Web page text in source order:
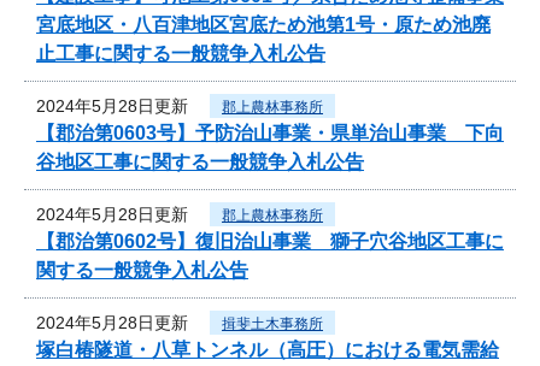
宮底地区・八百津地区宮底ため池第1号・原ため池廃
止工事に関する一般競争入札公告
2024年5月28日更新 郡上農林事務所
【郡治第0603号】予防治山事業・県単治山事業 下向
谷地区工事に関する一般競争入札公告
2024年5月28日更新 郡上農林事務所
【郡治第0602号】復旧治山事業 獅子穴谷地区工事に
関する一般競争入札公告
2024年5月28日更新 揖斐土木事務所
塚白椿隧道・八草トンネル（高圧）における電気需給